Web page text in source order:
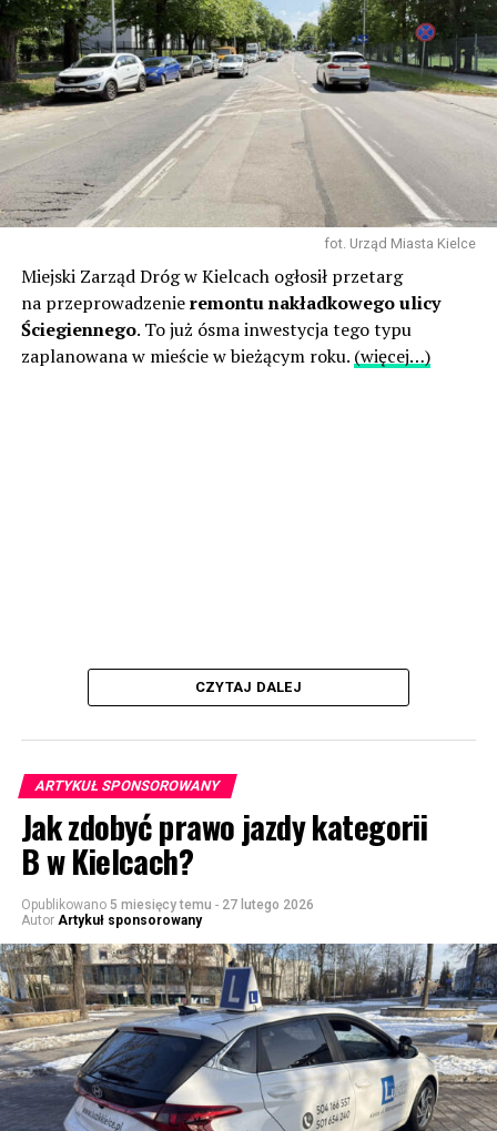
fot. Urząd Miasta Kielce
Miejski Zarząd Dróg w Kielcach ogłosił przetarg
na przeprowadzenieremontu nakładkowego ulicy
Ściegiennego. To już ósma inwestycja tego typu
zaplanowana w mieście w bieżącym roku. (więcej…)
CZYTAJ DALEJ
ARTYKUŁ SPONSOROWANY
Jak zdobyć prawo jazdy kategorii
B w Kielcach?
Opublikowano 5 miesięcy temu - 27 lutego 2026
Autor Artykuł sponsorowany